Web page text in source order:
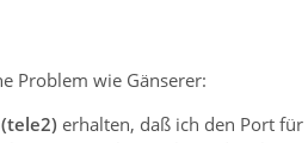
Problem wie Gänserer:
erhalten, daß ich den Port für